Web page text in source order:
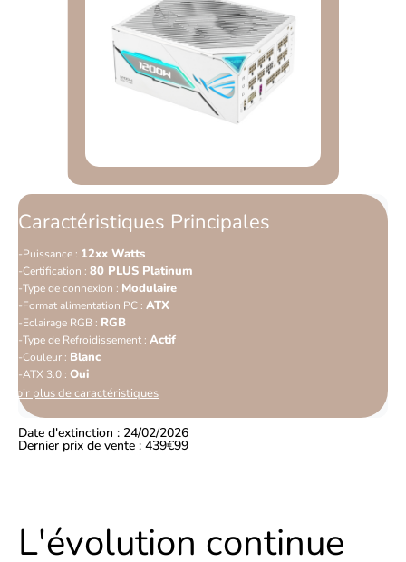
Caractéristiques Principales
Puissance : 12xx Watts
Certification : 80 PLUS Platinum
Type de connexion : Modulaire
Format alimentation PC : ATX
Eclairage RGB : RGB
Type de Refroidissement : Actif
Couleur : Blanc
ATX 3.0 : Oui
Voir plus de caractéristiques
Date d'extinction : 24/02/2026
Dernier prix de vente : 439€99
L'évolution continue